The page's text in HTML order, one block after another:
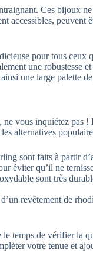
Ces bijoux
accessibles,
pour tous
une robustesse
une large palette
vous inquiétez
alternatives
sont faits à partir
éviter qu’il ne
sont très
revêtement de
temps de vérifier la
votre tenue et